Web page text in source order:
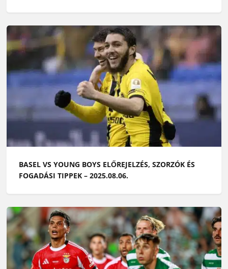
BASEL VS YOUNG BOYS ELŐREJELZÉS, SZORZÓK ÉS
FOGADÁSI TIPPEK – 2025.08.06.